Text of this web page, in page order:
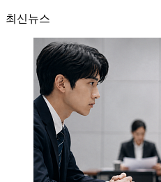
최신뉴스